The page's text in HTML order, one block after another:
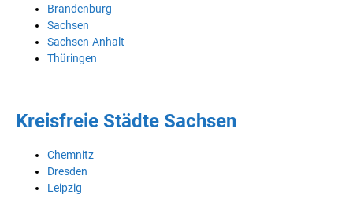
Brandenburg
Sachsen
Sachsen-Anhalt
Thüringen
Kreisfreie Städte Sachsen
Chemnitz
Dresden
Leipzig